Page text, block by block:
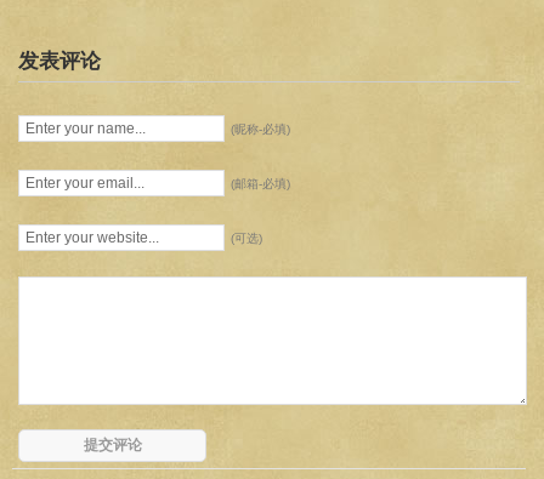
发表评论
(昵称-必填)
(邮箱-必填)
(可选)